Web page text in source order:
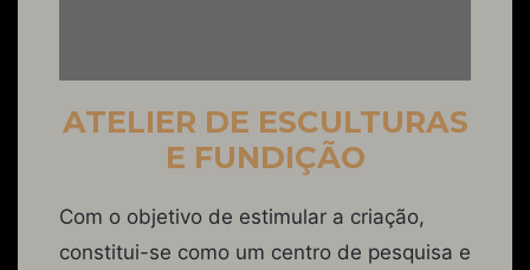
ATELIER DE ESCULTURAS
E FUNDIÇÃO
Com o objetivo de estimular a criação,
constitui-se como um centro de pesquisa e